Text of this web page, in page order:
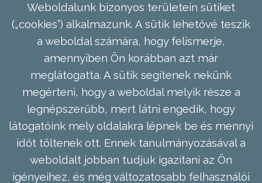
Weboldalunk bizonyos területein sütiket
(„cookies”) alkalmazunk. A sütik lehetővé teszik
a weboldal számára, hogy felismerje,
amennyiben Ön korábban azt már
meglátogatta. A sütik segítenek nekünk
megérteni, hogy a weboldal melyik része a
legnépszerűbb, mert látni engedik, hogy
látogatóink mely oldalakra lépnek be és mennyi
időt töltenek ott. Ennek tanulmányozásával a
weboldalt jobban tudjuk igazítani az Ön
igényeihez, és még változatosabb felhasználói